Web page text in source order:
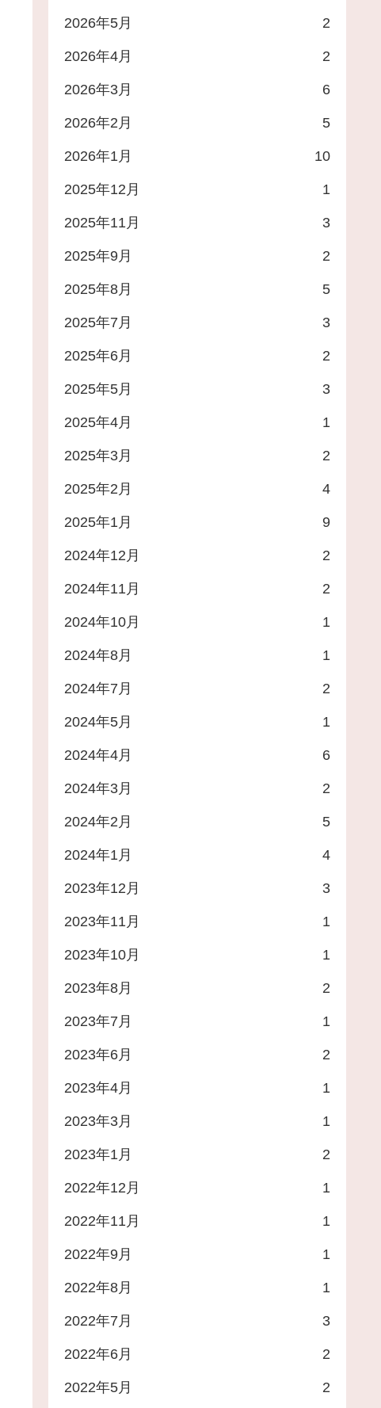
2026年5月 2
2026年4月 2
2026年3月 6
2026年2月 5
2026年1月 10
2025年12月 1
2025年11月 3
2025年9月 2
2025年8月 5
2025年7月 3
2025年6月 2
2025年5月 3
2025年4月 1
2025年3月 2
2025年2月 4
2025年1月 9
2024年12月 2
2024年11月 2
2024年10月 1
2024年8月 1
2024年7月 2
2024年5月 1
2024年4月 6
2024年3月 2
2024年2月 5
2024年1月 4
2023年12月 3
2023年11月 1
2023年10月 1
2023年8月 2
2023年7月 1
2023年6月 2
2023年4月 1
2023年3月 1
2023年1月 2
2022年12月 1
2022年11月 1
2022年9月 1
2022年8月 1
2022年7月 3
2022年6月 2
2022年5月 2